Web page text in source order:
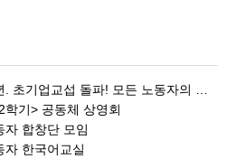
든 노동자의 노동기본권 쟁취! 민주노총 7.15 총파업대회
기> 공동체 상영회
자 합창단 모임
자 한국어교실